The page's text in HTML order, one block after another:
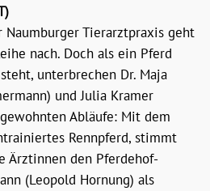
Naumburger Tierarztpraxis geht
nach. Doch als ein Pferd
unterbrechen Dr. Maja
und Julia Kramer
Abläufe: Mit dem
Rennpferd, stimmt
Ärztinnen den Pferdehof-
(Leopold Hornung) als